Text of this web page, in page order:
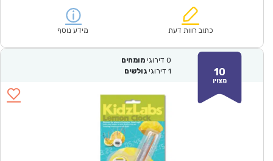
₪143.00.
הוא:
כתוב חוות דעת מידע נוסף
10
מצוין
0 דירוגי מומחים
1 דירוגי גולשים